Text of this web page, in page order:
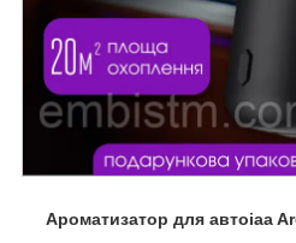
Ароматизатор для автоiaa